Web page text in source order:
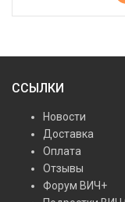
ССЫЛКИ
Новости
Доставка
Оплата
Отзывы
Форум ВИЧ+